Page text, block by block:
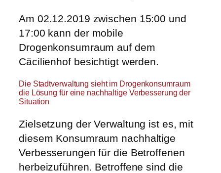
Am 02.12.2019 zwischen 15:00 und
17:00 kann der mobile
Drogenkonsumraum auf dem
Cäcilienhof besichtigt werden.
Die Stadtverwaltung sieht im Drogenkonsumraum
die Lösung für eine nachhaltige Verbesserung der
Situation
Zielsetzung der Verwaltung ist es, mit
diesem Konsumraum nachhaltige
Verbesserungen für die Betroffenen
herbeizuführen. Betroffene sind die